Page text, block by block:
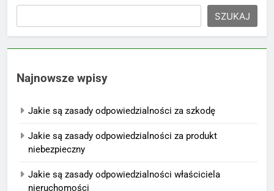
SZUKAJ
Najnowsze wpisy
Jakie są zasady odpowiedzialności za szkodę
Jakie są zasady odpowiedzialności za produkt
niebezpieczny
Jakie są zasady odpowiedzialności właściciela
nieruchomości